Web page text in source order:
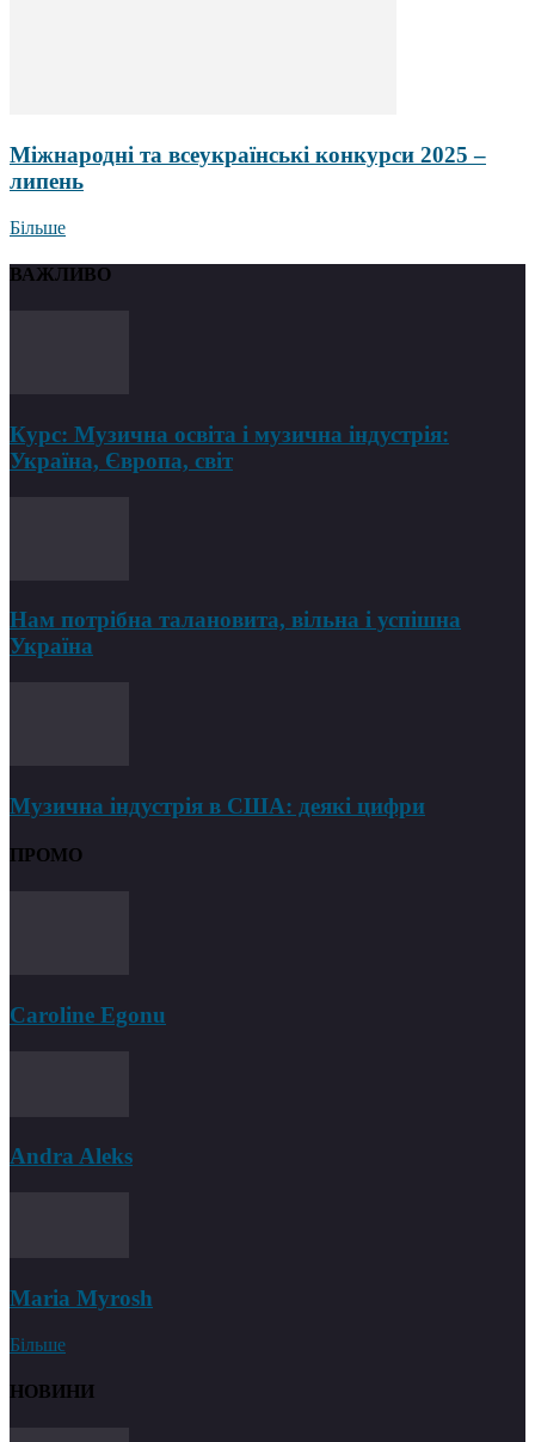
Міжнародні та всеукраїнські конкурси 2025 –
липень
Більше
ВАЖЛИВО
Курс: Музична освіта і музична індустрія:
Україна, Європа, світ
Нам потрібна талановита, вільна і успішна
Україна
Музична індустрія в США: деякі цифри
ПРОМО
Caroline Egonu
Andra Aleks
Maria Myrosh
Більше
НОВИНИ